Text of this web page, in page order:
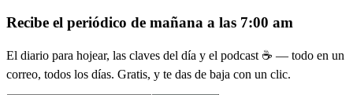
Recibe el periódico de mañana a las 7:00 am
El diario para hojear, las claves del día y el podcast ☕ — todo en un
correo, todos los días. Gratis, y te das de baja con un clic.